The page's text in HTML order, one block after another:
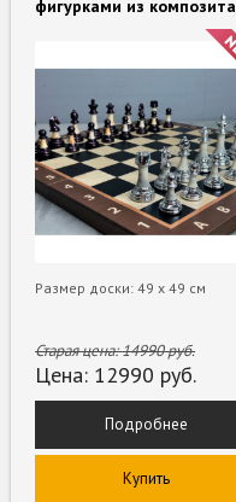
фигурками из композита
Размер доски: 49 x 49 см
Старая цена:14990руб.
Цена: 12990 руб.
Подробнее
Купить